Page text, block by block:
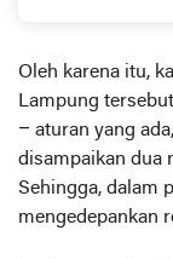
Oleh karena itu,
Lampung
– aturan yang
disampaikan dua
Sehingga, dalam
mengedepankan